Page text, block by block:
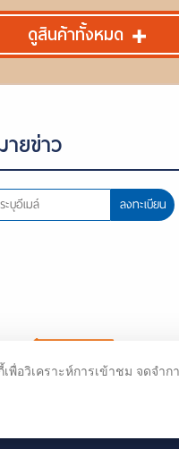
ดูสินค้าทั้งหมด
ยข่าว
ลงทะเบียน
เพื่อวิเคราะห์การเข้าชม จดจ